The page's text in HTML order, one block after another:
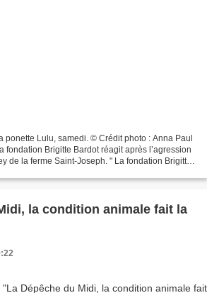
ponette Lulu, samedi. © Crédit photo : Anna Paul
fondation Brigitte Bardot réagit après l’agression
de la ferme Saint-Joseph. " La fondation Brigitte
la condition animale fait la